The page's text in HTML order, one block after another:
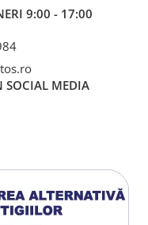
9:00 - 17:00
SOCIAL MEDIA